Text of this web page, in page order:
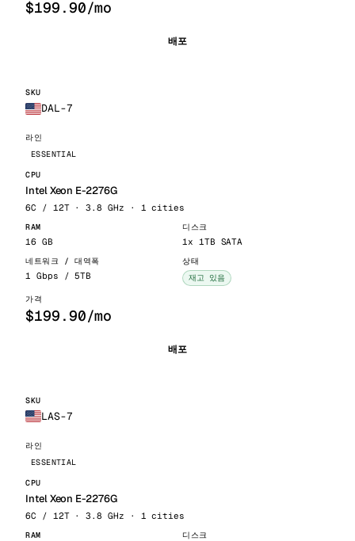
$199.90/mo
배포
DAL-7
ESSENTIAL
Intel Xeon E-2276G
6C / 12T · 3.8 GHz · 1 cities
16 GB 1x 1TB SATA
1 Gbps / 5TB 재고 있음
$199.90/mo
배포
LAS-7
ESSENTIAL
Intel Xeon E-2276G
6C / 12T · 3.8 GHz · 1 cities